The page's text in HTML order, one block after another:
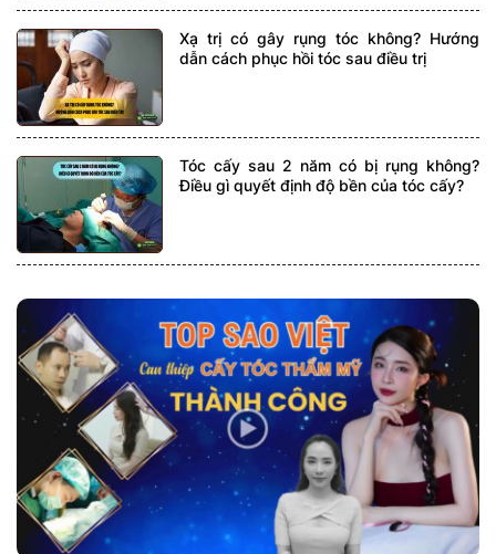
Xạ trị có gây rụng tóc không? Hướng
dẫn cách phục hồi tóc sau điều trị
Tóc cấy sau 2 năm có bị rụng không?
Điều gì quyết định độ bền của tóc cấy?